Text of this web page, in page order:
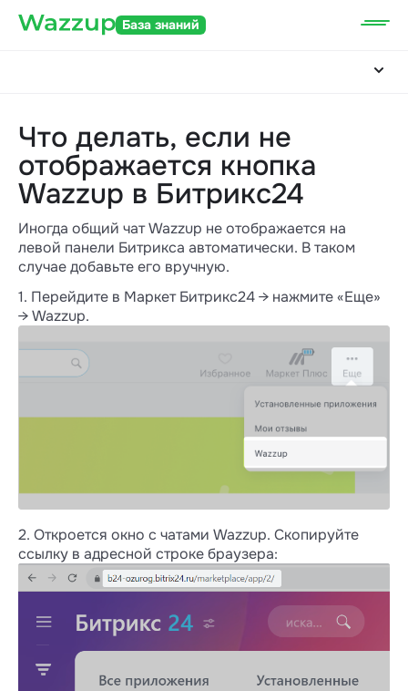
База знаний
Что делать, если не
отображается кнопка
Wazzup в Битрикс24
Иногда общий чат Wazzup не отображается на
левой панели Битрикса автоматически. В таком
случае добавьте его вручную.
1. Перейдите в Маркет Битрикс24 → нажмите «Еще»
→ Wazzup.
2. Откроется окно с чатами Wazzup. Скопируйте
ссылку в адресной строке браузера: